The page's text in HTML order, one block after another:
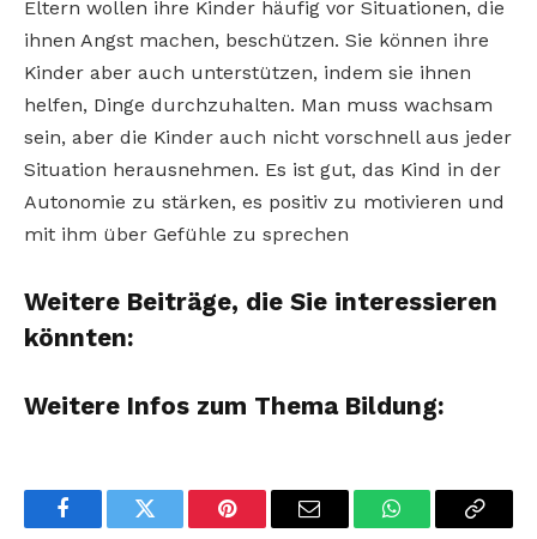
Eltern wollen ihre Kinder häufig vor Situationen, die
ihnen Angst machen, beschützen. Sie können ihre
Kinder aber auch unterstützen, indem sie ihnen
helfen, Dinge durchzuhalten. Man muss wachsam
sein, aber die Kinder auch nicht vorschnell aus jeder
Situation herausnehmen. Es ist gut, das Kind in der
Autonomie zu stärken, es positiv zu motivieren und
mit ihm über Gefühle zu sprechen
Weitere Beiträge, die Sie interessieren
könnten:
Weitere Infos zum Thema Bildung:
FacebookTwitter Pinterest Email WhatsAppCopy